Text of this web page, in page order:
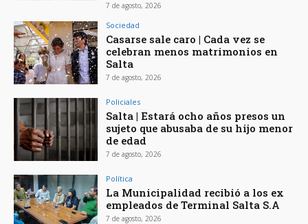
7 de agosto, 2026
Sociedad
Casarse sale caro | Cada vez se
celebran menos matrimonios en
Salta
7 de agosto, 2026
Policiales
Salta | Estará ocho años presos un
sujeto que abusaba de su hijo menor
de edad
7 de agosto, 2026
Política
La Municipalidad recibió a los ex
empleados de Terminal Salta S.A
7 de agosto, 2026